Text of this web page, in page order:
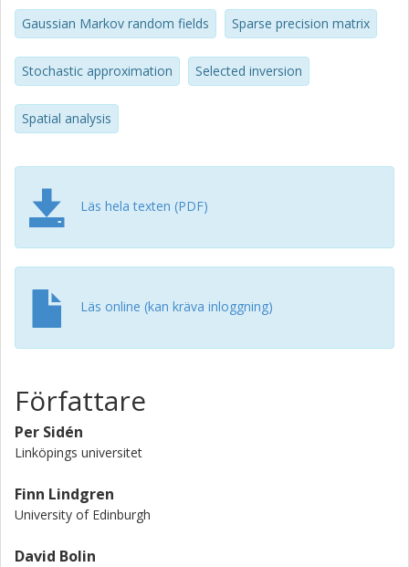
that iterates over subdomains is introduced, and is shown
to additionally reduce the approximation errors to
practically negligible levels in an application on functional
magnetic resonance imaging data. Both methods have low
memory requirements, which is typically the bottleneck for
competing direct methods.
Gaussian Markov random fields Sparse precision matrix
Stochastic approximation Selected inversion
Spatial analysis
Läs hela texten (PDF)
Läs online (kan kräva inloggning)
Författare
Per Sidén
Linköpings universitet
Finn Lindgren
University of Edinburgh
David Bolin